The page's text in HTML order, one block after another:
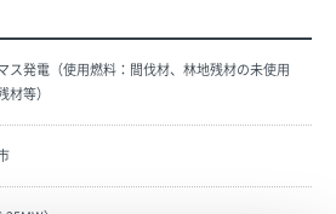
ス発電（使用燃料：間伐材、林地残材の未使用
材等）